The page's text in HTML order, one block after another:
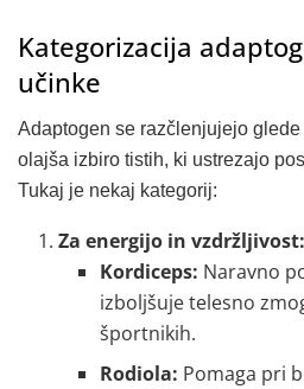
Kategorizacija
učinke
Adaptogen se razčlenjujejo
olajša izbiro tistih, ki ustrezajo
Tukaj je nekaj kategorij:
Za energijo in vzdržljivost:
Kordiceps: Naravno
izboljšuje telesno
športnikih.
Rodiola: Pomaga pri